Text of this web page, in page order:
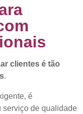
clientes é tão
.
é
serviço de qualidade